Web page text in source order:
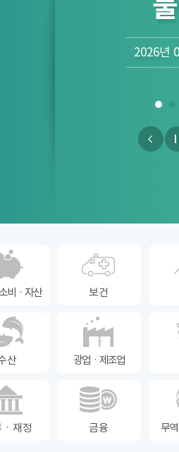
2026년
비ㆍ자산 보건
산 광업ㆍ제조업
재정 금융 무